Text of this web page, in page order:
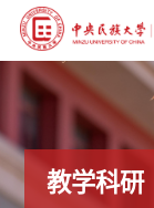
教学科研